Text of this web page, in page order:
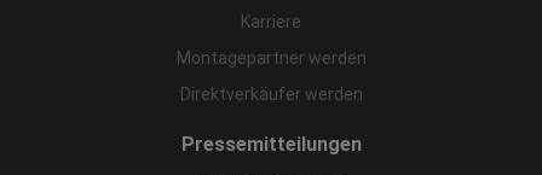
Karriere
Montagepartner werden
Direktverkäufer werden
Pressemitteilungen